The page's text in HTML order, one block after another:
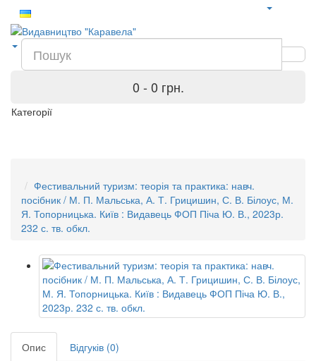
0 - 0 грн.
Категорії
Фестивальний туризм: теорія та практика: навч.
посібник / М. П. Мальська, А. Т. Грицишин, С. В. Білоус, М.
Я. Топорницька. Київ : Видавець ФОП Піча Ю. В., 2023р.
232 с. тв. обкл.
Опис
Відгуків (0)